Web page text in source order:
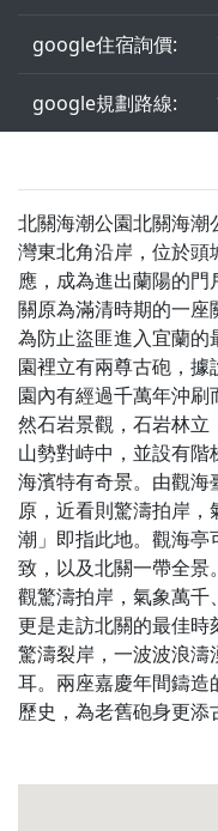
google住宿詢價:
google規劃路線:
北關海潮公園北關海潮
灣東北角沿岸，位於頭
應，成為進出蘭陽的
關原為滿清時期的一座
為防止盜匪進入宜蘭的
園裡立有兩尊古砲，
園內有經過千萬年沖刷
然石岩景觀，石岩林立
山勢對峙中，並設有
海濱特有奇景。由觀海
原，近看則驚濤拍岸
潮」即指此地。觀海亭
致，以及北關一帶全景
觀驚濤拍岸，氣象萬千
更是走訪北關的最佳時
驚濤裂岸，一波波浪濤
耳。兩座嘉慶年間鑄造
歷史，為老舊砲身更添